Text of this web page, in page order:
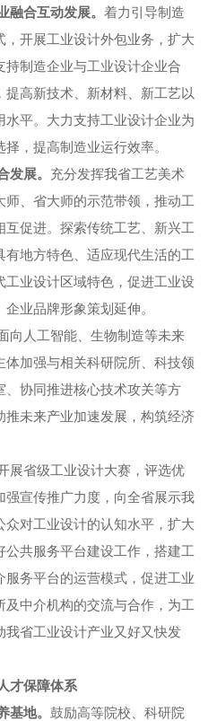
融合互动发展。着力引导制造
开展工业设计外包业务，扩大
制造企业与工业设计企业合
高新技术、新材料、新工艺以
水平。大力支持工业设计企业为
，提高制造业运行效率。
发展。 充分发挥我省工艺美术
、省大师的示范带领，推动工
促进。探索传统工艺、新兴工
地方特色、适应现代生活的工
业设计区域特色，促进工业设
业品牌形象策划延伸。
向人工智能、生物制造等未来
加强与相关科研院所、科技领
、协同推进核心技术攻关等方
未来产业加速发展，构筑经济
展省级工业设计大赛，评选优
宣传推广力度，向全省展示我
对工业设计的认知水平，扩大
共服务平台建设工作，搭建工
务平台的运营模式，促进工业
中介机构的交流与合作，为工
我省工业设计产业又好又快发
才保障体系
基地。鼓励高等院校、科研院